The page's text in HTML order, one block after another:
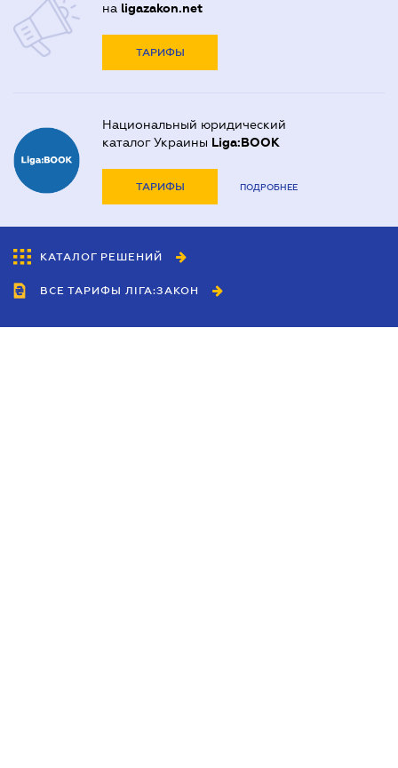
на ligazakon.net
ТАРИФЫ
Национальный юридический
каталог Украины Liga:BOOK
ТАРИФЫ ПОДРОБНЕЕ
КАТАЛОГ РЕШЕНИЙ
ВСЕ ТАРИФЫ ЛІГА:ЗАКОН